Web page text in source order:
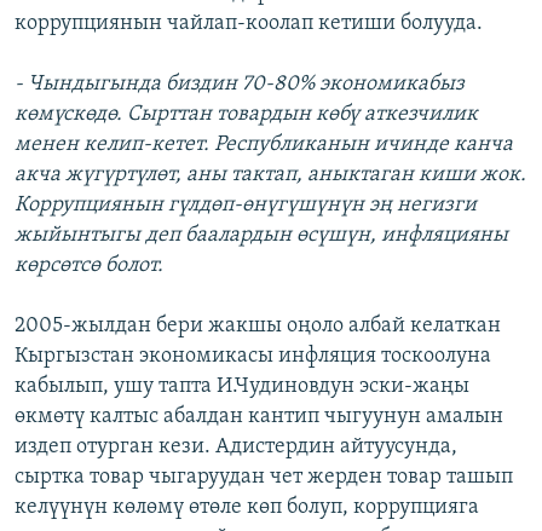
коррупциянын чайлап-коолап кетиши болууда.
- Чындыгында биздин 70-80% экономикабыз
көмүскөдө. Сырттан товардын көбү аткезчилик
менен келип-кетет. Республиканын ичинде канча
акча жүгүртүлөт, аны тактап, аныктаган киши жок.
Коррупциянын гүлдөп-өнүгүшүнүн эң негизги
жыйынтыгы деп баалардын өсүшүн, инфляцияны
көрсөтсө болот.
2005-жылдан бери жакшы оңоло албай келаткан
Кыргызстан экономикасы инфляция тоскоолуна
кабылып, ушу тапта И.Чудиновдун эски-жаңы
өкмөтү калтыс абалдан кантип чыгуунун амалын
издеп отурган кези. Адистердин айтуусунда,
сыртка товар чыгаруудан чет жерден товар ташып
келүүнүн көлөмү өтөле көп болуп, коррупцияга